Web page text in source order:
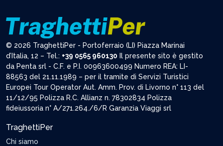
© 2026 TraghettiPer - Portoferraio (LI) Piazza Marinai
d’Italia, 12 – Tel.: +39 0565 960130 Il presente sito è gestito
da Penta srl - C.F. e P.I. 00963600499 Numero REA: LI-
88563 del 21.11.1989 – per il tramite di Servizi Turistici
Europei Tour Operator Aut. Amm. Prov. di Livorno n° 113 del
11/12/95 Polizza R.C. Allianz n. 78302834 Polizza
fideiussoria n° A/271.264./6/R Garanzia Viaggi srl
TraghettiPer
Chi siamo